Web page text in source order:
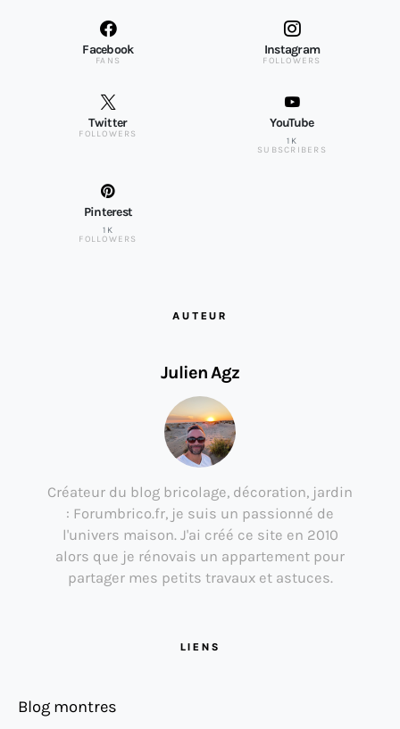
Facebook
FANS
Instagram
FOLLOWERS
Twitter
FOLLOWERS
YouTube
1K
SUBSCRIBERS
Pinterest
1K
FOLLOWERS
AUTEUR
Julien Agz
Créateur du blog bricolage, décoration, jardin
: Forumbrico.fr, je suis un passionné de
l'univers maison. J'ai créé ce site en 2010
alors que je rénovais un appartement pour
partager mes petits travaux et astuces.
LIENS
Blog montres